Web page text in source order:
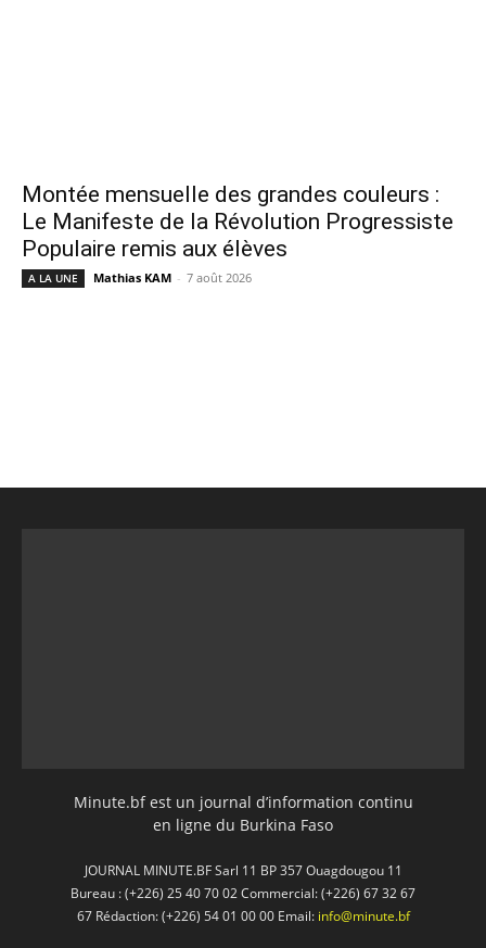
Montée mensuelle des grandes couleurs :
Le Manifeste de la Révolution Progressiste
Populaire remis aux élèves
A LA UNE Mathias KAM - 7 août 2026
Minute.bf est un journal d’information continu
en ligne du Burkina Faso
JOURNAL MINUTE.BF Sarl 11 BP 357 Ouagdougou 11
Bureau : (+226) 25 40 70 02 Commercial: (+226) 67 32 67
67 Rédaction: (+226) 54 01 00 00 Email: info@minute.bf